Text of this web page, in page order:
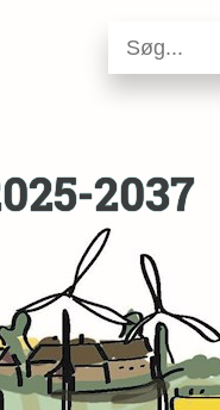
2037